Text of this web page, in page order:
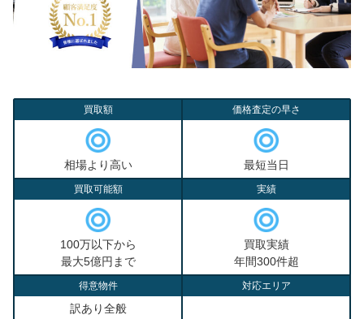
買取額
相場より高い
価格査定の早さ
最短当日
買取可能額
100万以下から
最大5億円まで
実績
買取実績
年間300件超
得意物件
訳あり全般
対応エリア